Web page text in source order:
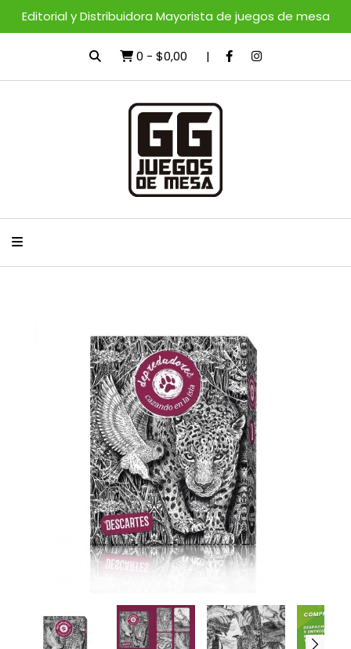
Editorial y Distribuidora Mayorista de juegos de mesa
0 - $0,00